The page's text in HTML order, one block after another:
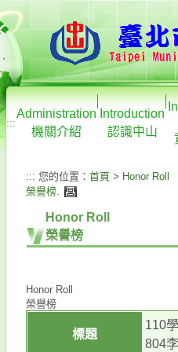
:::
Administration
機關介紹
Introduction
認識中山
::: 您的位置： 首頁 > Honor Roll
榮譽榜.
Honor Roll
榮譽榜
Honor Roll
榮譽榜
標題
110
804